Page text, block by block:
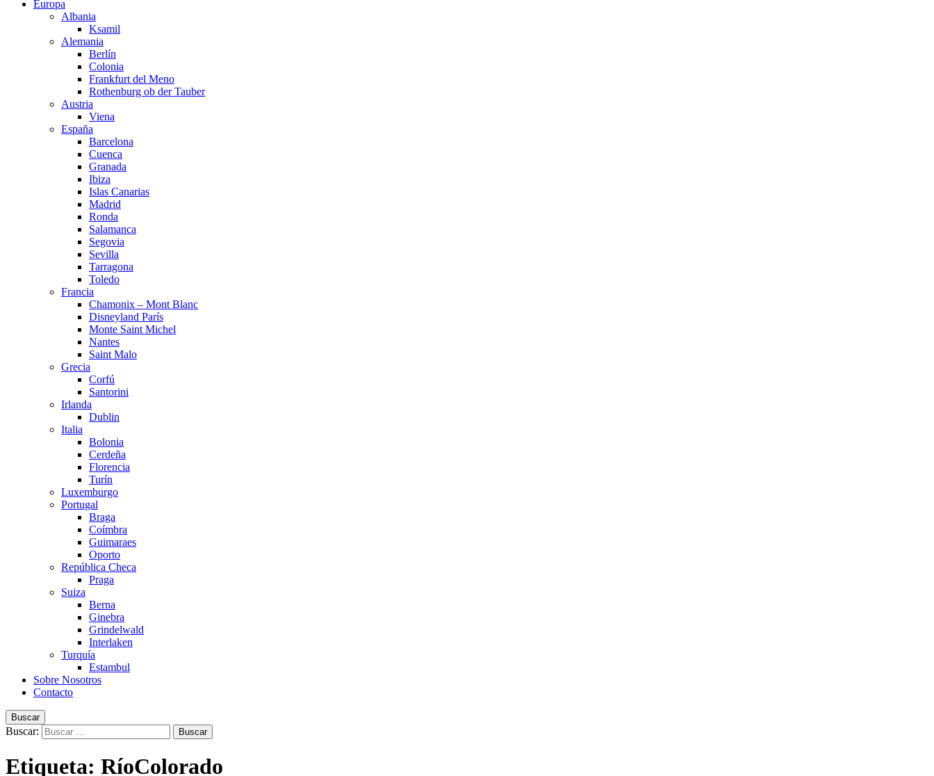
Europa
Albania
Ksamil
Alemania
Berlín
Colonia
Frankfurt del Meno
Rothenburg ob der Tauber
Austria
Viena
España
Barcelona
Cuenca
Granada
Ibiza
Islas Canarias
Madrid
Ronda
Salamanca
Segovia
Sevilla
Tarragona
Toledo
Francia
Chamonix – Mont Blanc
Disneyland París
Monte Saint Michel
Nantes
Saint Malo
Grecia
Corfú
Santorini
Irlanda
Dublin
Italia
Bolonia
Cerdeña
Florencia
Turín
Luxemburgo
Portugal
Braga
Coímbra
Guimaraes
Oporto
República Checa
Praga
Suiza
Berna
Ginebra
Grindelwald
Interlaken
Turquía
Estambul
Sobre Nosotros
Contacto
Buscar
Buscar:
Etiqueta: RíoColorado